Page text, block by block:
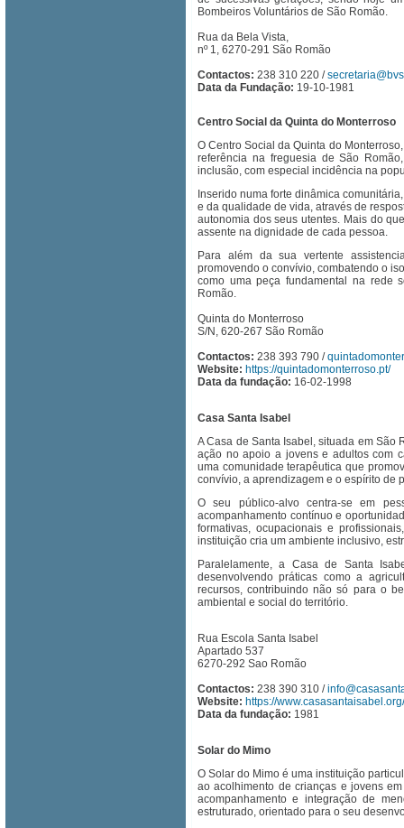
Bombeiros Voluntários de São Romão.
Rua da Bela Vista,
nº 1, 6270-291 São Romão
Contactos: 238 310 220 /
Data da Fundação: 19-10-1981
Centro Social da Quinta do Monterroso
O Centro Social da Quinta do
referência na freguesia de São
inclusão, com especial incidência na
Inserido numa forte dinâmica
e da qualidade de vida, através de
autonomia dos seus utentes. Mais do
assente na dignidade de cada pessoa.
Para além da sua vertente
promovendo o convívio, combatendo o
como uma peça fundamental na rede
Romão.
Quinta do Monterroso
S/N, 620-267 São Romão
Contactos: 238 393 790 /
Website: https://quintadomonterroso.pt/
Data da fundação: 16-02-1998
Casa Santa Isabel
A Casa de Santa Isabel, situada em São
ação no apoio a jovens e adultos com
uma comunidade terapêutica que
convívio, a aprendizagem e o espírito de
O seu público-alvo centra-se em
acompanhamento contínuo e
formativas, ocupacionais e
instituição cria um ambiente inclusivo,
Paralelamente, a Casa de Santa
desenvolvendo práticas como a
recursos, contribuindo não só para o
ambiental e social do território.
Rua Escola Santa Isabel
Apartado 537
6270-292 Sao Romão
Contactos: 238 390 310 /
Website: https://www.casasantaisabel.org/
Data da fundação: 1981
Solar do Mimo
O Solar do Mimo é uma instituição
ao acolhimento de crianças e jovens
acompanhamento e integração de
estruturado, orientado para o seu